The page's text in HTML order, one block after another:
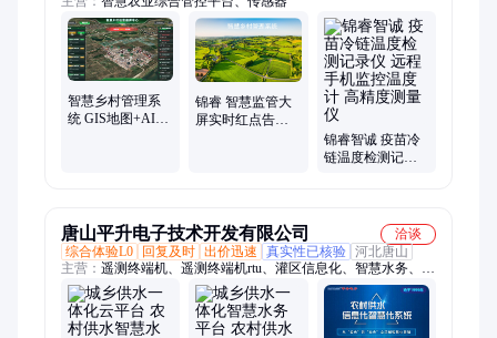
智慧乡村管理系
统 GIS地图+AI分
锦睿 智慧监管大
屏实时红点告警
锦睿智诚 疫苗冷
链温度检测记录
唐山平升电子技术开发有限公司
洽谈
综合体验L0
回复及时 出价迅速 真实性已核验 河北唐山
主营： 遥测终端机、遥测终端机rtu、灌区信息化、智慧水务、智
慧水务平台、智慧供水、城乡供水智慧水务、智慧井盖、水库安
全监测、内涝监测、水库大坝安全监测、地下水监测、水文监
测、道路积水监测、排水管网监测、城市水安全生命线监测、供